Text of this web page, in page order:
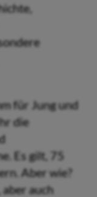
für Jung und
die
Es gilt, 75
Aber wie?
auch